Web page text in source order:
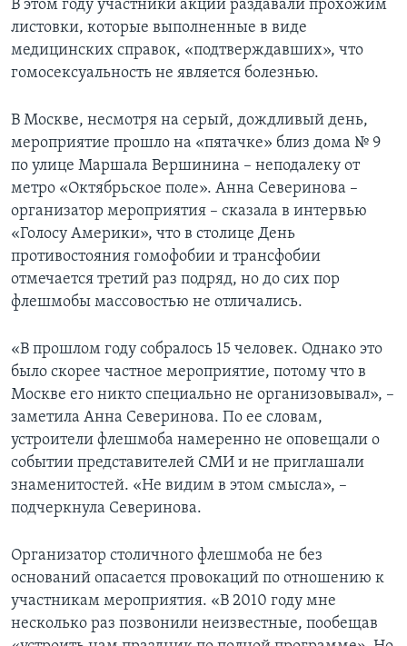
В этом году участники акции раздавали прохожим
листовки, которые выполненные в виде
медицинских справок, «подтверждавших», что
гомосексуальность не является болезнью.
В Москве, несмотря на серый, дождливый день,
мероприятие прошло на «пятачке» близ дома № 9
по улице Маршала Вершинина – неподалеку от
метро «Октябрьское поле». Анна Северинова –
организатор мероприятия – сказала в интервью
«Голосу Америки», что в столице День
противостояния гомофобии и трансфобии
отмечается третий раз подряд, но до сих пор
флешмобы массовостью не отличались.
«В прошлом году собралось 15 человек. Однако это
было скорее частное мероприятие, потому что в
Москве его никто специально не организовывал», –
заметила Анна Северинова. По ее словам,
устроители флешмоба намеренно не оповещали о
событии представителей СМИ и не приглашали
знаменитостей. «Не видим в этом смысла», –
подчеркнула Северинова.
Организатор столичного флешмоба не без
оснований опасается провокаций по отношению к
участникам мероприятия. «В 2010 году мне
несколько раз позвонили неизвестные, пообещав